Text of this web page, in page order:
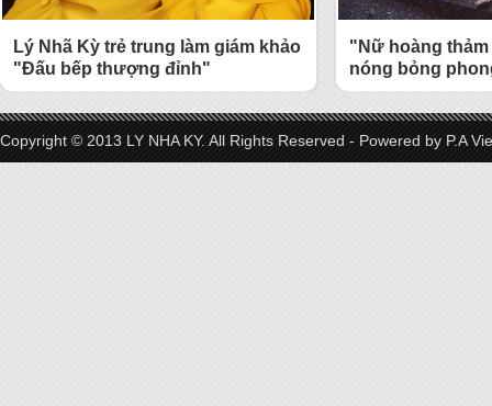
Lý Nhã Kỳ trẻ trung làm giám khảo
"Đấu bếp thượng đỉnh"
"Nữ hoàng
nóng bỏng
Copyright © 2013 LY NHA KY. All Rights Reserved - Powered by P.A